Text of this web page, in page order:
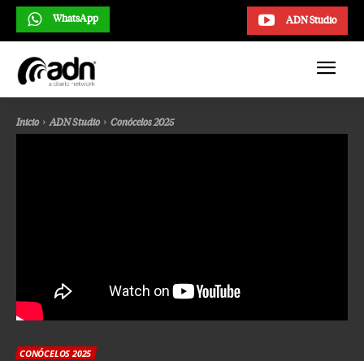
ADN Studio
WhatsApp
Inicio ADN Studio Conócelos 2025
CONÓCELOS 2025